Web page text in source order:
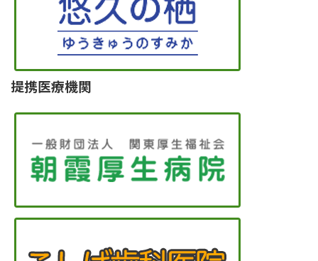
提携医療機関